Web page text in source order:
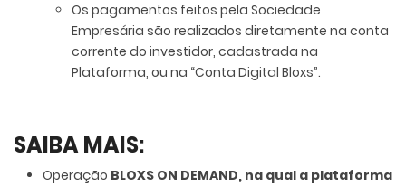
Os pagamentos feitos pela Sociedade
Empresária são realizados diretamente na conta
corrente do investidor, cadastrada na
Plataforma, ou na “Conta Digital Bloxs”.
SAIBA MAIS:
Operação BLOXS ON DEMAND, na qual a plataforma